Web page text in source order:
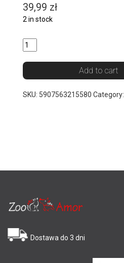
39,99 zł
2 in stock
Add to cart
SKU: 5907563215580 Category:
Dostawa do 3 dni